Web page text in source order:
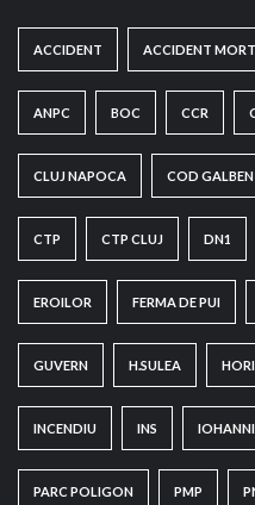
ACCIDENT ACCIDENT
ANPC BOC CCR
CLUJ NAPOCA COD GALBEN
CTP CTP CLUJ DN1
EROILOR FERMA DE PUI
GUVERN H.SULEA
INCENDIU INS
PARC POLIGON PMP